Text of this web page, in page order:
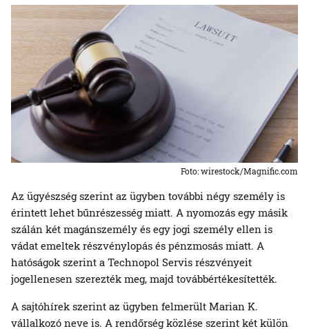
Foto: wirestock/Magnific.com
Az ügyészség szerint az ügyben további négy személy is
érintett lehet bűnrészesség miatt. A nyomozás egy másik
szálán két magánszemély és egy jogi személy ellen is
vádat emeltek részvénylopás és pénzmosás miatt. A
hatóságok szerint a Technopol Servis részvényeit
jogellenesen szerezték meg, majd továbbértékesítették.
A sajtóhírek szerint az ügyben felmerült Marian K.
vállalkozó neve is. A rendőrség közlése szerint két külön